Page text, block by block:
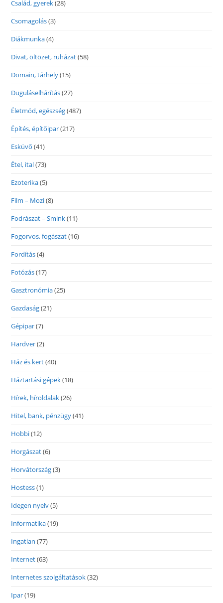
Család, gyerek(28)
Csomagolás(3)
Diákmunka(4)
Divat, öltözet, ruházat(58)
Domain, tárhely(15)
Duguláselhárítás(27)
Életmód, egészség(487)
Építés, építőipar(217)
Esküvő (41)
Étel, ital(73)
Ezoterika(5)
Film – Mozi(8)
Fodrászat – Smink(11)
Fogorvos, fogászat(16)
Fordítás(4)
Fotózás(17)
Gasztronómia(25)
Gazdaság(21)
Gépipar(7)
Hardver(2)
Ház és kert(40)
Háztartási gépek(18)
Hírek, híroldalak(26)
Hitel, bank, pénzügy(41)
Hobbi(12)
Horgászat(6)
Horvátország(3)
Hostess(1)
Idegen nyelv(5)
Informatika(19)
Ingatlan (77)
Internet(63)
Internetes szolgáltatások(32)
Ipar(19)